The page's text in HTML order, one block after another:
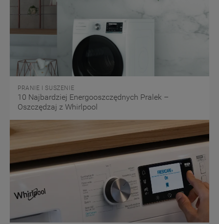
PRANIE I SUSZENIE
10 Najbardziej Energooszczędnych Pralek –
Oszczędzaj z Whirlpool